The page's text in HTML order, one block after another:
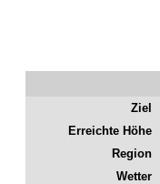
Ziel
Erreichte Höhe
Region
Wetter